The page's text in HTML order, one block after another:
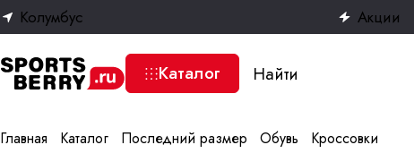
Колумбус Акции
Каталог
Главная Каталог Последний размер Обувь Кроссовки